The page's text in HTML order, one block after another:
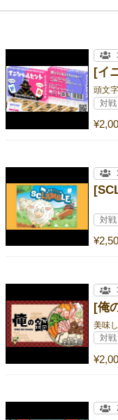
[イ
頭文
対戦
対戦
[俺
対戦